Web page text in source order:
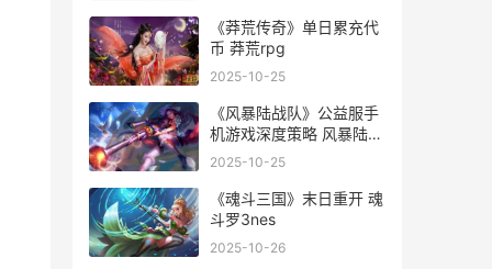
《莽荒传奇》单日累充代
币 莽荒rpg
2025-10-25
《风暴陆战队》公益服手
机游戏深度策略 风暴陆战
队买断版
2025-10-25
《魂斗三国》末日重开 魂
斗罗3nes
2025-10-26